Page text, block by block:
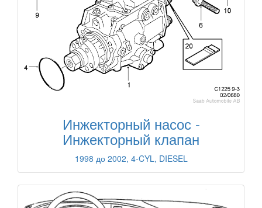
Инжекторный насос -
Инжекторный клапан
1998 до 2002, 4-CYL, DIESEL